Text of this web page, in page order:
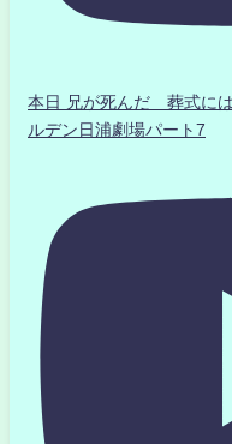
本日 兄が死んだ 葬式に
ルデン日浦劇場パート7